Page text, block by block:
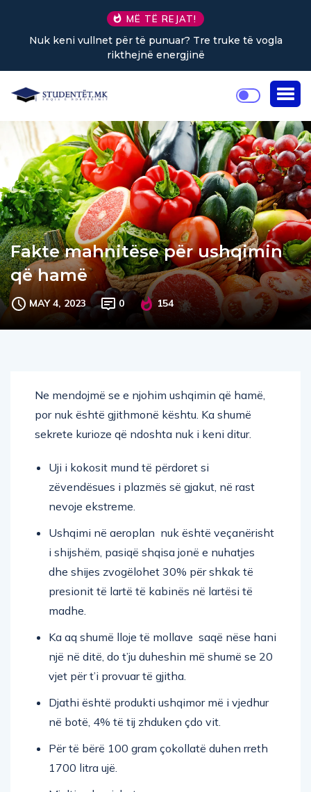
MË TË REJAT!
truke të vogla
Sa kafe në ditë ndihmon në
Fakte mahnitëse për ushqimin
që hamë
MAY 4, 2023 0 154
Ne mendojmë se e njohim ushqimin që hamë,
por nuk është gjithmonë kështu. Ka shumë
sekrete kurioze që ndoshta nuk i keni ditur.
Uji i kokosit mund të përdoret si
zëvendësues i plazmës së gjakut, në rast
nevoje ekstreme.
Ushqimi në aeroplan nuk është veçanërisht
i shijshëm, pasiqë shqisa jonë e nuhatjes
dhe shijes zvogëlohet 30% për shkak të
presionit të lartë të kabinës në lartësi të
madhe.
Ka aq shumë lloje të mollave saqë nëse hani
një në ditë, do t’ju duheshin më shumë se 20
vjet për t’i provuar të gjitha.
Djathi është produkti ushqimor më i vjedhur
në botë, 4% të tij zhduken çdo vit.
Për të bërë 100 gram çokollatë duhen rreth
1700 litra ujë.